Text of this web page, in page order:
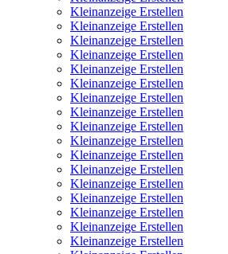
Kleinanzeige Erstellen
Kleinanzeige Erstellen
Kleinanzeige Erstellen
Kleinanzeige Erstellen
Kleinanzeige Erstellen
Kleinanzeige Erstellen
Kleinanzeige Erstellen
Kleinanzeige Erstellen
Kleinanzeige Erstellen
Kleinanzeige Erstellen
Kleinanzeige Erstellen
Kleinanzeige Erstellen
Kleinanzeige Erstellen
Kleinanzeige Erstellen
Kleinanzeige Erstellen
Kleinanzeige Erstellen
Kleinanzeige Erstellen